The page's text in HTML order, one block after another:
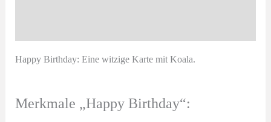
Happy Birthday: Eine witzige Karte mit Koala.
Merkmale „Happy Birthday“: